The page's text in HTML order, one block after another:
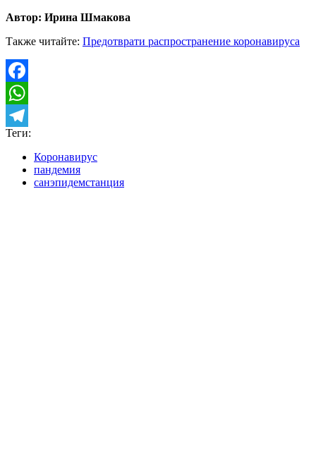
Автор: Ирина Шмакова
Также читайте: Предотврати распространение коронавируса
Facebook
WhatsApp
Telegram
Теги:
Коронавирус
пандемия
санэпидемстанция